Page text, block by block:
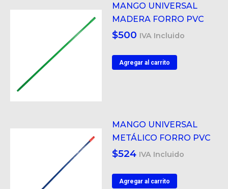
MANGO UNIVERSAL
MADERA FORRO PVC
$500 IVA Incluido
Agregar al carrito
MANGO UNIVERSAL
METÁLICO FORRO PVC
$524 IVA Incluido
Agregar al carrito